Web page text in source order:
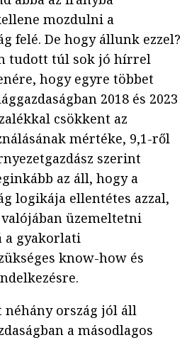
mozdulni a
felé. De hogy állunk ezzel?
tudott túl sok jó hírrel
hogy egyre többet
2018 és 2023
csökkent az
mértéke, 9,1-ről
szerint
az áll, hogy a
logikája ellentétes azzal,
valójában üzemeltetni
a gyakorlati
know-how és
néhány ország jól áll
a másodlagos